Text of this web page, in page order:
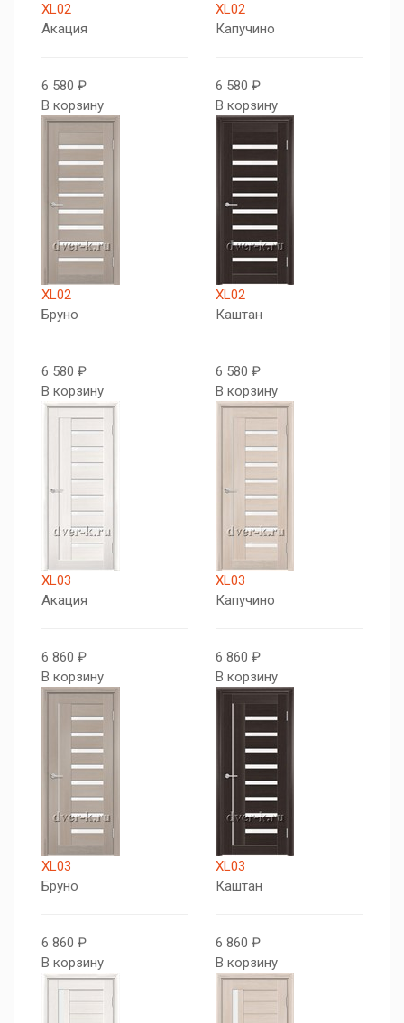
XL02
Акация
6 580 ₽
В корзину
XL02
Капучино
6 580 ₽
В корзину
XL02
Бруно
6 580 ₽
В корзину
XL02
Каштан
6 580 ₽
В корзину
XL03
Акация
6 860 ₽
В корзину
XL03
Капучино
6 860 ₽
В корзину
XL03
Бруно
6 860 ₽
В корзину
XL03
Каштан
6 860 ₽
В корзину